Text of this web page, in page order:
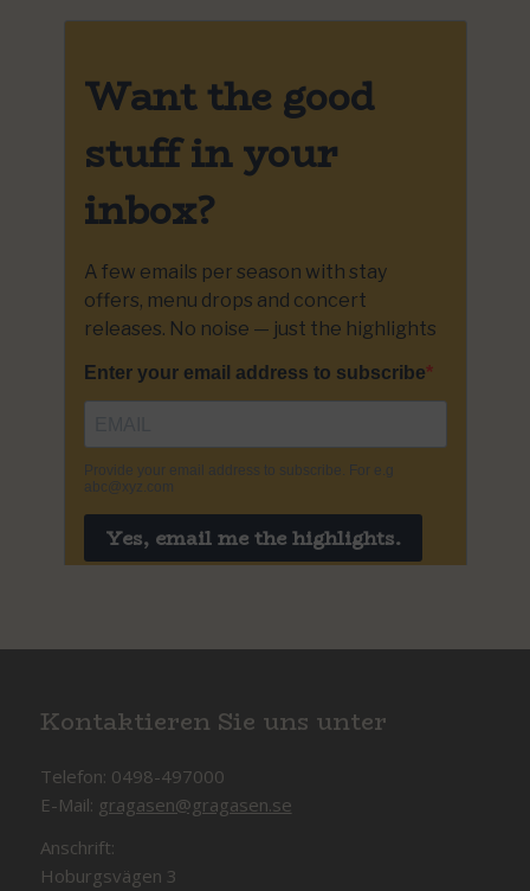
Kontaktieren Sie uns unter
Telefon: 0498-497000
E-Mail: gragasen@gragasen.se
Anschrift:
Hoburgsvägen 3